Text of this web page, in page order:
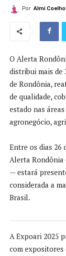
Por Almi Coelho
O Alerta
distribui mais de
de Rondônia,
de qualidade,
estado nas
agronegócio,
Entre os dias 26
Alerta
— estará
considerada a
Brasil.
A Expoari 2025
com expositores